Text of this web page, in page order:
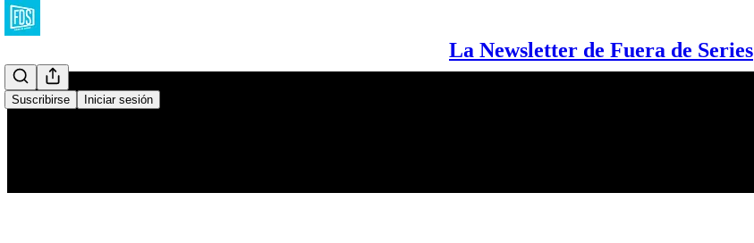
La Newsletter de Fuera de Series
Suscribirse Iniciar sesión